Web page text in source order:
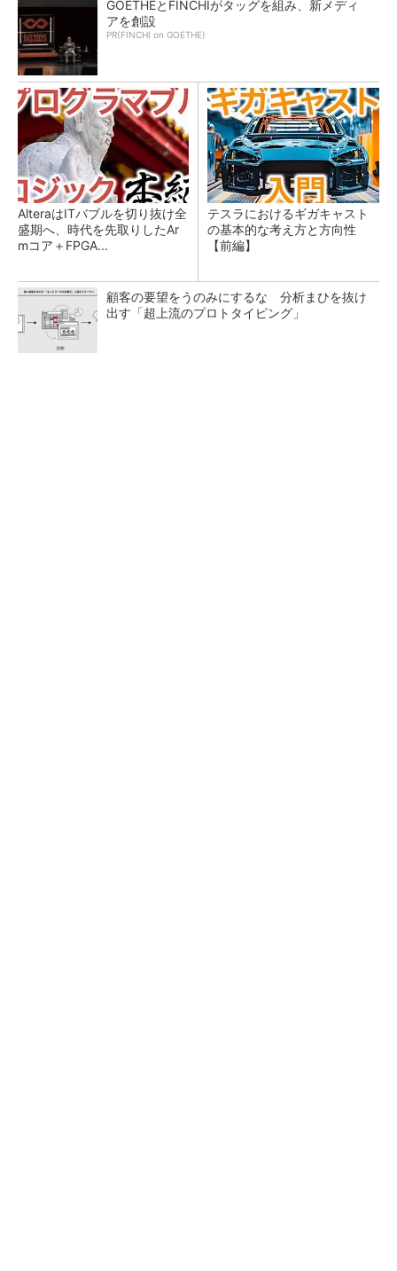
GOETHEとFINCHIがタッグを組み、新メディ
アを創設
PR(FINCHI on GOETHE)
AlteraはITバブルを切り抜け全
盛期へ、時代を先取りしたAr
mコア＋FPGA...
テスラにおけるギガキャスト
の基本的な考え方と方向性
【前編】
顧客の要望をうのみにするな 分析まひを抜け
出す「超上流のプロトタイピング」